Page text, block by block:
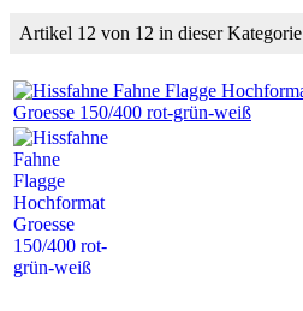
Artikel 12 von 12 in dieser Kategorie